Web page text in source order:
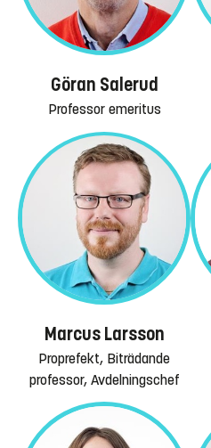
Göran Salerud
Professor emeritus
Marcus Larsson
Proprefekt, Biträdande
professor, Avdelningschef